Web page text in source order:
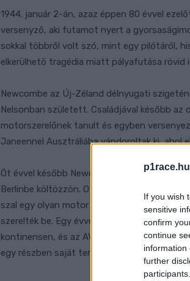
If you wish
sensitive
confirm
continue
information
further
1944. január 2-án, azaz éppen 80 évvel
versenyző, aki futamot nyert a
sokkal többről volt szó, mint egy pilótáról,
elkerülhető tragédia miatt pályafutása
Newcombe az Új-Zéland délnyugati
Nelsonban született. Családjával később
motorszerelőnek tanult és egyben
Janeennel Ausztráliába vándoroltak ki, ahol
Öt évvel később Newcombe-nak
Berlinbe költözzön. Ott Dieter König
szal egy olyan motor fejlesztésén
szerelték be. Egy évvel később az akkor 25
kontinensen, és az AVUS-on rögtön
egy részben saját tervezésű motorral tette,